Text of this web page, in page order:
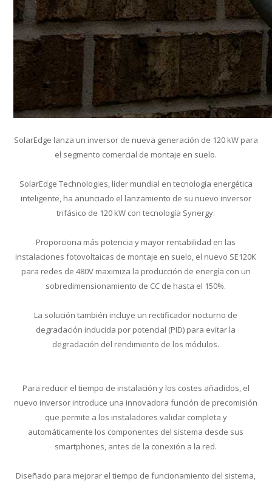
SolarEdge lanza un inversor de nueva generación de 120 kW para
el segmento comercial de montaje en suelo.
SolarEdge Technologies, líder mundial en tecnología energética
inteligente, ha anunciado el lanzamiento de su nuevo inversor
trifásico de 120 kW con tecnología Synergy.
Proporciona más potencia y mayor rentabilidad en las
instalaciones fotovoltaicas de montaje en suelo, el nuevo SE120K
para redes de 480V maximiza la producción de energía con un
sobredimensionamiento de CC de hasta el 150%.
La solución también incluye un rectificador nocturno de
degradación inducida por potencial (PID) para evitar la
degradación del rendimiento de los módulos.
Para reducir el tiempo de instalación y los costes añadidos, el
nuevo inversor introduce una innovadora función de precomisión
que permite a los instaladores validar completa y
automáticamente los componentes del sistema desde sus
smartphones, antes de la conexión a la red.
Diseñado para mejorar el tiempo de funcionamiento del sistema,